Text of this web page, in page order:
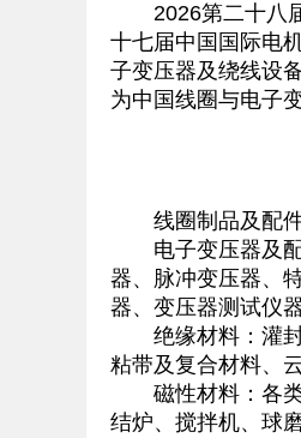
2026第二十八届
十七届中国国际电
子变压器及绕线设
为中国线圈与电子
线圈制品及配件
电子变压器及配
器、脉冲变压器、
器、变压器测试仪
绝缘材料：灌封
粘带及复合材料、
磁性材料：各类
结炉、搅拌机、球